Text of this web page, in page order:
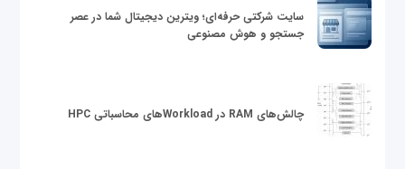
سایت شرکتی حرفه‌ای؛ ویترین دیجیتال شما در عصر
جستجو و هوش مصنوعی
چالش‌های RAM در Workloadهای محاسباتی HPC